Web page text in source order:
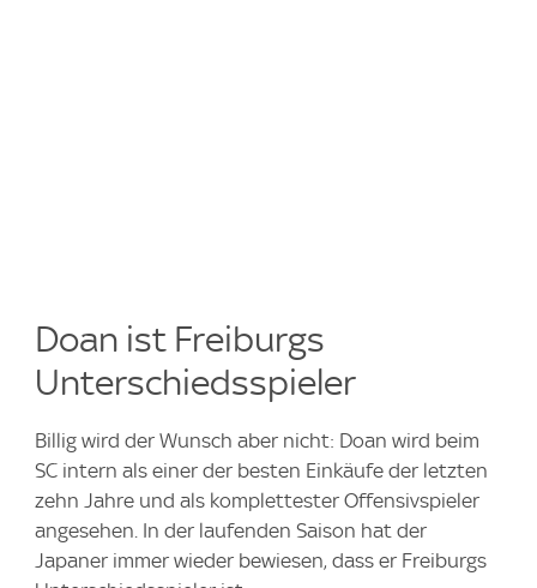
Doan ist Freiburgs
Unterschiedsspieler
Billig wird der Wunsch aber nicht: Doan wird beim
SC intern als einer der besten Einkäufe der letzten
zehn Jahre und als komplettester Offensivspieler
angesehen. In der laufenden Saison hat der
Japaner immer wieder bewiesen, dass er Freiburgs